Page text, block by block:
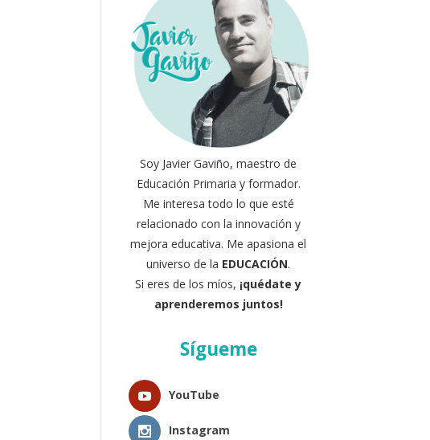
Soy Javier Gaviño, maestro de
Educación Primaria y formador.
Me interesa todo lo que esté
relacionado con la innovación y
mejora educativa. Me apasiona el
universo de la EDUCACIÓN.
Si eres de los míos, ¡quédate y
aprenderemos juntos!
Sígueme
YouTube
Instagram